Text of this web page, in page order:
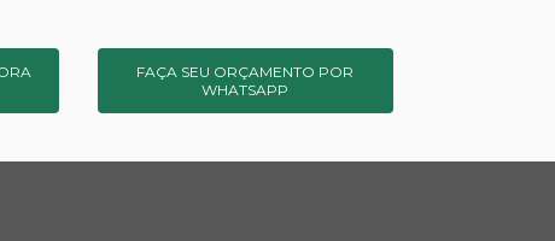
FAÇA SEU ORÇAMENTO POR
WHATSAPP